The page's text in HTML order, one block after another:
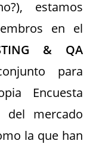
estamos
en el
& QA
para
Encuesta
del mercado
la que han